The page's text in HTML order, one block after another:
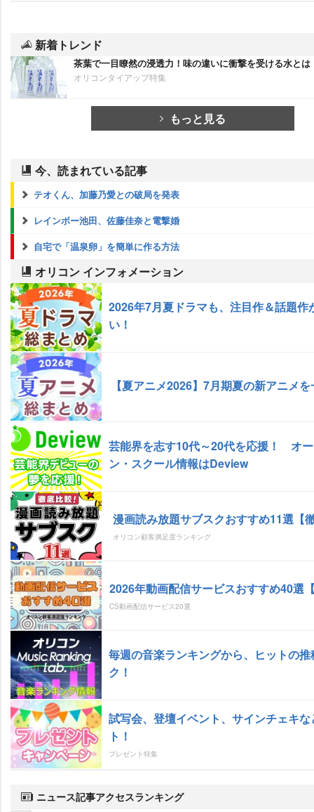
新着トレンド
茶葉で一目瞭然の浸透力！味の違いに衝撃を受ける水とは
オリコンタイアップ特集
もっと見る
今、読まれている記事
テオくん、加藤乃愛との破局を発表
レインボー池田、佐藤佳奈と電撃婚
自宅で「温泉卵」を簡単に作る方法
オリコン インフォメーション
2026年7月夏ドラマも、注目作＆話題作
い！
【夏アニメ2026】7月期夏の新アニメ
芸能界を志す10代～20代を応援！ オ
ン・スクール情報はDeview
漫画読み放題サブスクおすすめ11選【
オリコン顧客満足度ランキング
2026年動画配信サービスおすすめ40選
CS動画配信サービス20選
毎週の音楽ランキングから、ヒットの
ク！
試写会、登壇イベント、サインチェキ
ト！
プレゼント特集
ニュース記事アクセスランキング